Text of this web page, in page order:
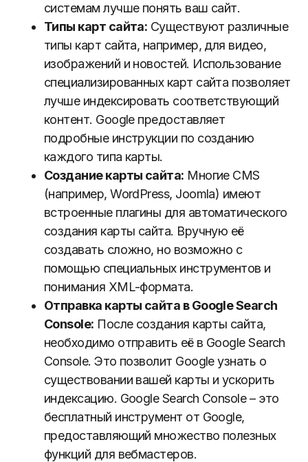
системам лучше понять ваш сайт.
Типы карт сайта: Существуют различные
типы карт сайта, например, для видео,
изображений и новостей. Использование
специализированных карт сайта позволяет
лучше индексировать соответствующий
контент. Google предоставляет
подробные инструкции по созданию
каждого типа карты.
Создание карты сайта: Многие CMS
(например, WordPress, Joomla) имеют
встроенные плагины для автоматического
создания карты сайта. Вручную её
создавать сложно, но возможно с
помощью специальных инструментов и
понимания XML-формата.
Отправка карты сайта в Google Search
Console: После создания карты сайта,
необходимо отправить её в Google Search
Console. Это позволит Google узнать о
существовании вашей карты и ускорить
индексацию. Google Search Console – это
бесплатный инструмент от Google,
предоставляющий множество полезных
функций для вебмастеров.